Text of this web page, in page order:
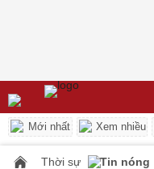
Mới nhất Xem nhiều
Thời sự Tin nóng